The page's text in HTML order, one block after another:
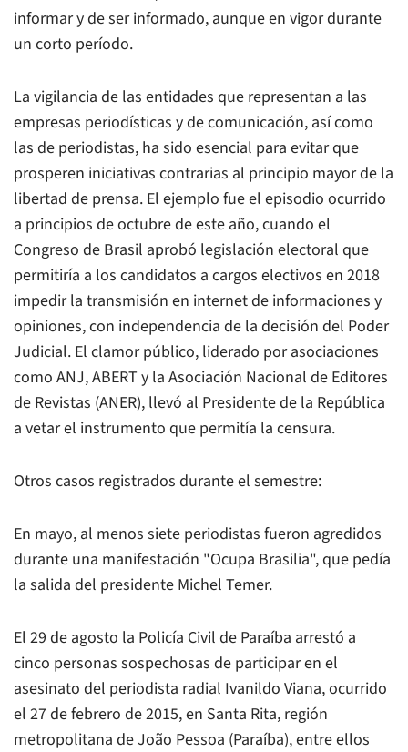
informar y de ser informado, aunque en vigor durante
un corto período.
La vigilancia de las entidades que representan a las
empresas periodísticas y de comunicación, así como
las de periodistas, ha sido esencial para evitar que
prosperen iniciativas contrarias al principio mayor de la
libertad de prensa. El ejemplo fue el episodio ocurrido
a principios de octubre de este año, cuando el
Congreso de Brasil aprobó legislación electoral que
permitiría a los candidatos a cargos electivos en 2018
impedir la transmisión en internet de informaciones y
opiniones, con independencia de la decisión del Poder
Judicial. El clamor público, liderado por asociaciones
como ANJ, ABERT y la Asociación Nacional de Editores
de Revistas (ANER), llevó al Presidente de la República
a vetar el instrumento que permitía la censura.
Otros casos registrados durante el semestre:
En mayo, al menos siete periodistas fueron agredidos
durante una manifestación "Ocupa Brasilia", que pedía
la salida del presidente Michel Temer.
El 29 de agosto la Policía Civil de Paraíba arrestó a
cinco personas sospechosas de participar en el
asesinato del periodista radial Ivanildo Viana, ocurrido
el 27 de febrero de 2015, en Santa Rita, región
metropolitana de João Pessoa (Paraíba), entre ellos